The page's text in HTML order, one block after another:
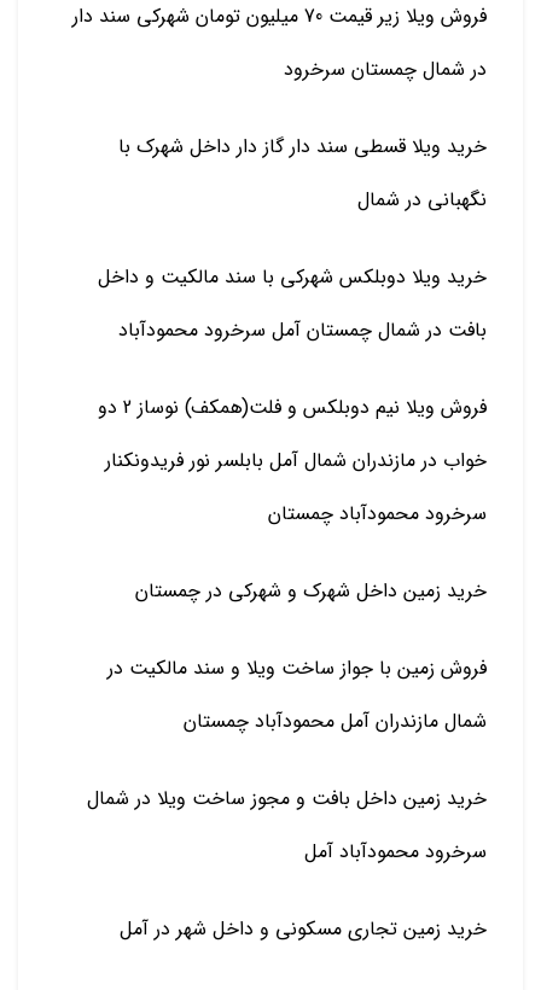
فروش ویلا زیر قیمت 70 میلیون تومان شهرکی سند دار
در شمال چمستان سرخرود
خرید ویلا قسطی سند دار گاز دار داخل شهرک با
نگهبانی در شمال
خرید ویلا دوبلکس شهرکی با سند مالکیت و داخل
بافت در شمال چمستان آمل سرخرود محمودآباد
فروش ویلا نیم دوبلکس و فلت(همکف) نوساز 2 دو
خواب در مازندران شمال آمل بابلسر نور فریدونکنار
سرخرود محمودآباد چمستان
خرید زمین داخل شهرک و شهرکی در چمستان
فروش زمین با جواز ساخت ویلا و سند مالکیت در
شمال مازندران آمل محمودآباد چمستان
خرید زمین داخل بافت و مجوز ساخت ویلا در شمال
سرخرود محمودآباد آمل
خرید زمین تجاری مسکونی و داخل شهر در آمل